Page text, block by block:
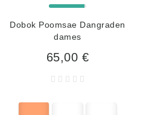
Dobok Poomsae Dangraden
dames
65,00 €